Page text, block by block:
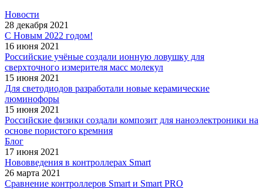
Новости
28 декабря 2021
С Новым 2022 годом!
16 июня 2021
Российские учёные создали ионную ловушку для
сверхточного измерителя масс молекул
15 июня 2021
Для светодиодов разработали новые керамические
люминофоры
15 июня 2021
Российские физики создали композит для наноэлектроники на
основе пористого кремния
Блог
17 июня 2021
Нововведения в контроллерах Smart
26 марта 2021
Сравнение контроллеров Smart и Smart PRO